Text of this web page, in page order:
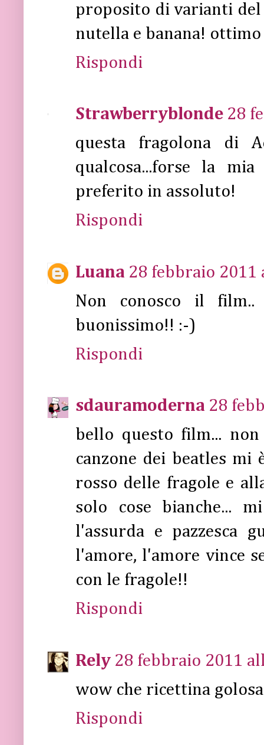
proposito di varianti
nutella e banana! ottimo
Rispondi
Strawberryblonde 28
questa fragolona di
qualcosa...forse la
preferito in assoluto!
Rispondi
Luana 28 febbraio 2011
Non conosco il film..
buonissimo!! :-)
Rispondi
sdauramoderna 28
bello questo film...
canzone dei beatles
rosso delle fragole e
solo cose bianche...
l'assurda e pazzesca
l'amore, l'amore vince
con le fragole!!
Rispondi
Rely 28 febbraio 2011
wow che ricettina
Rispondi